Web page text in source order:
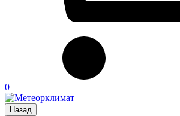
0
Назад